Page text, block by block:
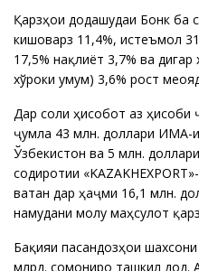
Қарзҳои додашудаи Бонк ба
кишоварзӣ 11,4%, истеъмолӣ
17,5% нақлиёт 3,7% ва дигар
хўроки умумӣ) 3,6% рост
Дар соли ҳисоботӣ аз
ҷумла 43 млн. доллари ИМА-
Ўзбекистон ва 5 млн.
содиротии
ватанӣ дар ҳаҷми 16,1 млн.
намудани молу маҳсулот
Бақияи пасандозҳои
млрд. сомониро ташкил дод.